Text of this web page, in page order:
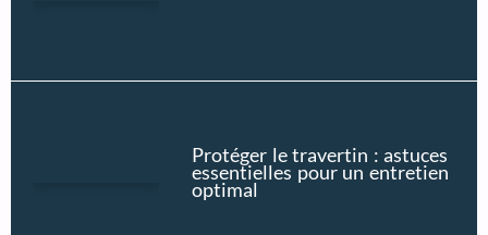
Protéger le travertin : astuces
essentielles pour un entretien
optimal